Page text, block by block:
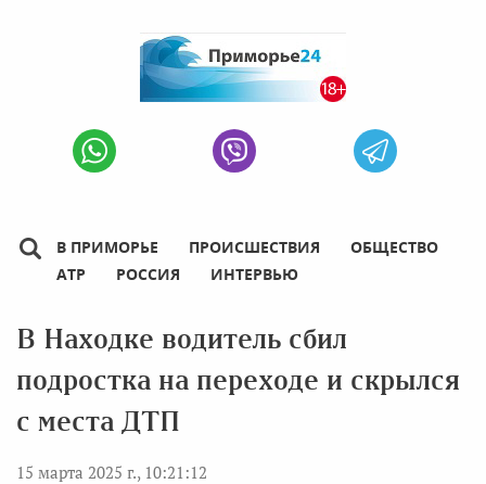
В ПРИМОРЬЕ ПРОИСШЕСТВИЯ
ОБЩЕСТВО
АТР
РОССИЯ ИНТЕРВЬЮ
В Находке водитель сбил
подростка на переходе и скрылся
с места ДТП
15 марта 2025 г., 10:21:12